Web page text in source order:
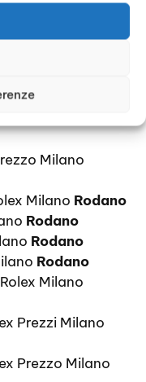
Milano
Milano
Rodano
Milano
Milano Rodano
Rodano
Rodano
Rodano
Milano
Prezzi Milano
Prezzo Milano